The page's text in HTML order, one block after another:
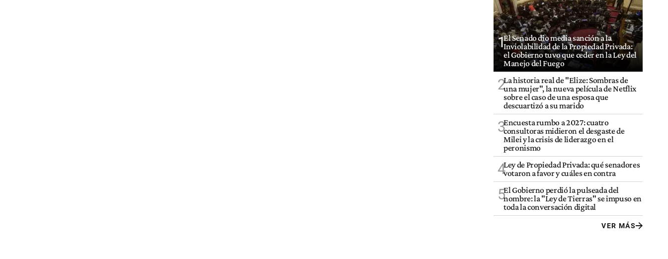
1El Senado dio media sanción a la
Inviolabilidad de la Propiedad Privada:
el Gobierno tuvo que ceder en la Ley del
Manejo del Fuego
2La historia real de "Elize: Sombras de
una mujer", la nueva película de Netflix
sobre el caso de una esposa que
descuartizó a su marido
3Encuesta rumbo a 2027: cuatro
consultoras midieron el desgaste de
Milei y la crisis de liderazgo en el
peronismo
4Ley de Propiedad Privada: qué senadores
votaron a favor y cuáles en contra
5El Gobierno perdió la pulseada del
nombre: la "Ley de Tierras" se impuso en
toda la conversación digital
VER MÁS